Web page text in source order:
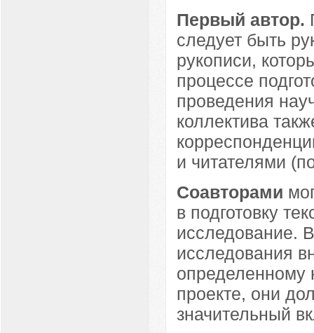
Первый автор.
следует быть
рукописи,
процессе
проведения
коллектива
и читателями
Соавторами
в подготовку
исследование.
исследования
определенному
проекте, они
значительный